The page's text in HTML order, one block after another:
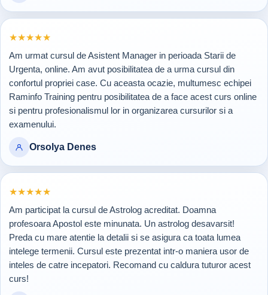
Rating 5 din 5
★★★★★
Am urmat cursul de Asistent Manager in perioada Starii de
Urgenta, online. Am avut posibilitatea de a urma cursul din
confortul propriei case. Cu aceasta ocazie, multumesc echipei
Raminfo Training pentru posibilitatea de a face acest curs online
si pentru profesionalismul lor in organizarea cursurilor si a
examenului.
Orsolya Denes
Rating 5 din 5
★★★★★
Am participat la cursul de Astrolog acreditat. Doamna
profesoara Apostol este minunata. Un astrolog desavarsit!
Preda cu mare atentie la detalii si se asigura ca toata lumea
intelege termenii. Cursul este prezentat intr-o maniera usor de
inteles de catre incepatori. Recomand cu caldura tuturor acest
curs!